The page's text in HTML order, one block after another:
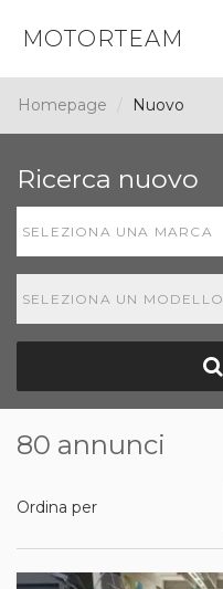
MOTORTEAM
Homepage Nuovo
Ricerca nuovo
SELEZIONA UNA MARCA
SELEZIONA UN MODELLO
80 annunci
Ordina per